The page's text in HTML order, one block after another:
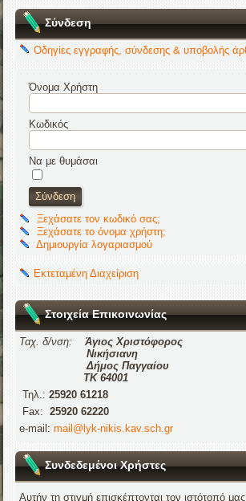
Σύνδεση
Οδηγίες εγγραφής, σύνδεσης & υποβολής
Όνομα Χρήστη
Κωδικός
Να με θυμάσαι
Ξεχάσατε τον κωδικό σας;
Ξεχάσατε το όνομα χρήστη;
Δημιουργία λογαριασμού
Εκτεταμένη Διαχείριση
Στοιχεία Επικοινωνίας
Ταχ. δ/νση:
Άγιος Χριστόφορος
Νικήσιανη
Δήμος Παγγαίου
ΤΚ 64001
Τηλ.:25920 61218
Fax:25920 62220
e-mail:mail@lyk-nikis.kav.sch.gr
Συνδεδεμένοι Χρήστες
Αυτήν τη στιγμή επισκέπτονται τον ιστότοπό